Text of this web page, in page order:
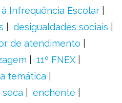
Infrequência Escolar
desigualdades sociais
de atendimento
11º FNEX
temática
seca
enchente